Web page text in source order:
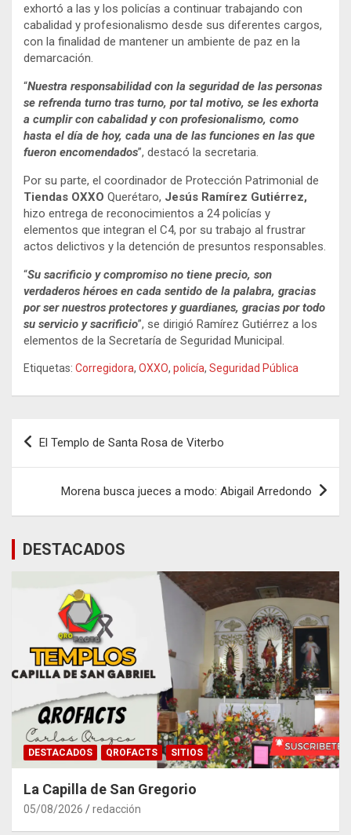
exhortó a las y los policías a continuar trabajando con
cabalidad y profesionalismo desde sus diferentes cargos,
con la finalidad de mantener un ambiente de paz en la
demarcación.
“Nuestra responsabilidad con la seguridad de las personas
se refrenda turno tras turno, por tal motivo, se les exhorta
a cumplir con cabalidad y con profesionalismo, como
hasta el día de hoy, cada una de las funciones en las que
fueron encomendados”, destacó la secretaria.
Por su parte, el coordinador de Protección Patrimonial de
Tiendas OXXO Querétaro, Jesús Ramírez Gutiérrez,
hizo entrega de reconocimientos a 24 policías y
elementos que integran el C4, por su trabajo al frustrar
actos delictivos y la detención de presuntos responsables.
“Su sacrificio y compromiso no tiene precio, son
verdaderos héroes en cada sentido de la palabra, gracias
por ser nuestros protectores y guardianes, gracias por todo
su servicio y sacrificio”, se dirigió Ramírez Gutiérrez a los
elementos de la Secretaría de Seguridad Municipal.
Etiquetas: Corregidora, OXXO, policía, Seguridad Pública
Navegación
entradas
El Templo de Santa Rosa de Viterbo
Morena busca jueces a modo: Abigail Arredondo
DESTACADOS
DESTACADOS QROFACTS SITIOS
La Capilla de San Gregorio
05/08/2026 redacción